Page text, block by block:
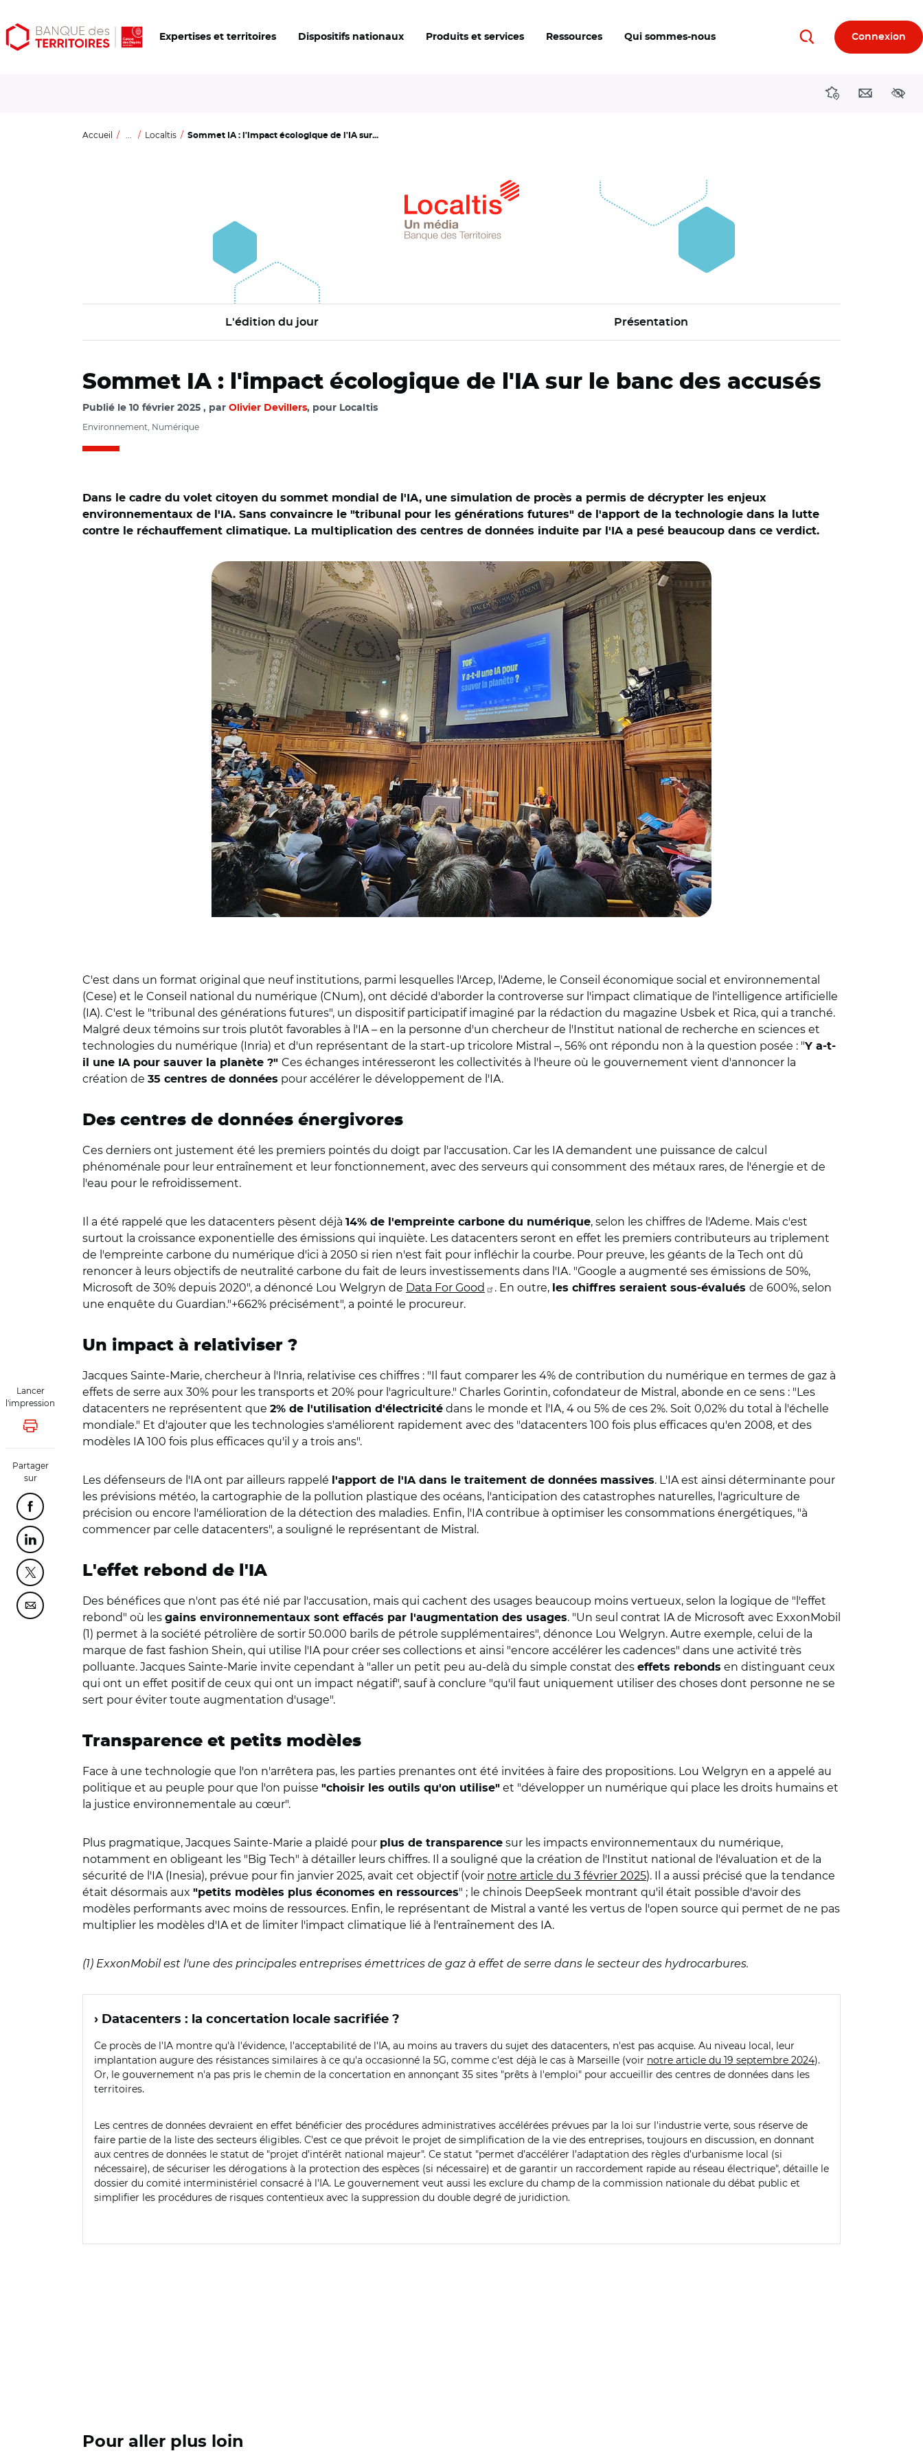
Aller
au
Aller
au
Ouvrir
les
Expertises et territoires Dispositifs nationaux Produits et services Ressources Qui sommes-nous RechercherConnexion
DirectionsContact
Accueil ... Localtis Sommet IA : l'impact écologique de l'IA sur...
L'édition du jour Présentation
Lancer
l'impression
Lancer l'impression
Partager
sur
Partager cette page sur Facebook
Partager cette page sur Linkedin
Partager cette page sur Twitter
Partager cette page sur Courriel
Sommet IA : l'impact écologique de l'IA sur le banc des accusés
Publié le 10 février 2025 par Olivier Devillers, pour Localtis
Environnement, Numérique
Dans le cadre du volet citoyen du sommet mondial de l'IA, une simulation de procès a permis de décrypter les enjeux
environnementaux de l'IA. Sans convaincre le "tribunal pour les générations futures" de l'apport de la technologie dans la lutte
contre le réchauffement climatique. La multiplication des centres de données induite par l'IA a pesé beaucoup dans ce verdict.
C'est dans un format original que neuf institutions, parmi lesquelles l'Arcep, l'Ademe, le Conseil économique social et environnemental
(Cese) et le Conseil national du numérique (CNum), ont décidé d'aborder la controverse sur l'impact climatique de l'intelligence artificielle
(IA). C'est le "tribunal des générations futures", un dispositif participatif imaginé par la rédaction du magazine Usbek et Rica, qui a tranché.
Malgré deux témoins sur trois plutôt favorables à l'IA – en la personne d'un chercheur de l'Institut national de recherche en sciences et
technologies du numérique (Inria) et d'un représentant de la start-up tricolore Mistral –, 56% ont répondu non à la question posée : "Y a-t-
il une IA pour sauver la planète ?" Ces échanges intéresseront les collectivités à l'heure où le gouvernement vient d'annoncer la
création de 35 centres de données pour accélérer le développement de l'IA.
Des centres de données énergivores
Ces derniers ont justement été les premiers pointés du doigt par l'accusation. Car les IA demandent une puissance de calcul
phénoménale pour leur entraînement et leur fonctionnement, avec des serveurs qui consomment des métaux rares, de l'énergie et de
l'eau pour le refroidissement.
Il a été rappelé que les datacenters pèsent déjà 14% de l'empreinte carbone du numérique, selon les chiffres de l'Ademe. Mais c'est
surtout la croissance exponentielle des émissions qui inquiète. Les datacenters seront en effet les premiers contributeurs au triplement
de l'empreinte carbone du numérique d'ici à 2050 si rien n'est fait pour infléchir la courbe. Pour preuve, les géants de la Tech ont dû
renoncer à leurs objectifs de neutralité carbone du fait de leurs investissements dans l'IA. "Google a augmenté ses émissions de 50%,
Microsoft de 30% depuis 2020", a dénoncé Lou Welgryn de Data For Good . En outre, les chiffres seraient sous-évalués de 600%, selon
une enquête du Guardian."+662% précisément", a pointé le procureur.
Un impact à relativiser ?
Jacques Sainte-Marie, chercheur à l'Inria, relativise ces chiffres : "Il faut comparer les 4% de contribution du numérique en termes de gaz à
effets de serre aux 30% pour les transports et 20% pour l'agriculture." Charles Gorintin, cofondateur de Mistral, abonde en ce sens : "Les
datacenters ne représentent que 2% de l'utilisation d'électricité dans le monde et l'IA, 4 ou 5% de ces 2%. Soit 0,02% du total à l'échelle
mondiale." Et d'ajouter que les technologies s'améliorent rapidement avec des "datacenters 100 fois plus efficaces qu'en 2008, et des
modèles IA 100 fois plus efficaces qu'il y a trois ans".
Les défenseurs de l'IA ont par ailleurs rappelé l'apport de l'IA dans le traitement de données massives. L'IA est ainsi déterminante pour
les prévisions météo, la cartographie de la pollution plastique des océans, l'anticipation des catastrophes naturelles, l'agriculture de
précision ou encore l'amélioration de la détection des maladies. Enfin, l'IA contribue à optimiser les consommations énergétiques, "à
commencer par celle datacenters", a souligné le représentant de Mistral.
L'effet rebond de l'IA
Des bénéfices que n'ont pas été nié par l'accusation, mais qui cachent des usages beaucoup moins vertueux, selon la logique de "l'effet
rebond" où les gains environnementaux sont effacés par l'augmentation des usages. "Un seul contrat IA de Microsoft avec ExxonMobil
(1) permet à la société pétrolière de sortir 50.000 barils de pétrole supplémentaires", dénonce Lou Welgryn. Autre exemple, celui de la
marque de fast fashion Shein, qui utilise l'IA pour créer ses collections et ainsi "encore accélérer les cadences" dans une activité très
polluante. Jacques Sainte-Marie invite cependant à "aller un petit peu au-delà du simple constat des effets rebonds en distinguant ceux
qui ont un effet positif de ceux qui ont un impact négatif", sauf à conclure "qu'il faut uniquement utiliser des choses dont personne ne se
sert pour éviter toute augmentation d'usage".
Transparence et petits modèles
Face à une technologie que l'on n'arrêtera pas, les parties prenantes ont été invitées à faire des propositions. Lou Welgryn en a appelé au
politique et au peuple pour que l'on puisse "choisir les outils qu'on utilise" et "développer un numérique qui place les droits humains et
la justice environnementale au cœur".
Plus pragmatique, Jacques Sainte-Marie a plaidé pour plus de transparence sur les impacts environnementaux du numérique,
notamment en obligeant les "Big Tech" à détailler leurs chiffres. Il a souligné que la création de l'Institut national de l'évaluation et de la
sécurité de l'IA (Inesia), prévue pour fin janvier 2025, avait cet objectif (voir notre article du 3 février 2025). Il a aussi précisé que la tendance
était désormais aux "petits modèles plus économes en ressources" ; le chinois DeepSeek montrant qu'il était possible d'avoir des
modèles performants avec moins de ressources. Enfin, le représentant de Mistral a vanté les vertus de l'open source qui permet de ne pas
multiplier les modèles d'IA et de limiter l'impact climatique lié à l'entraînement des IA.
(1) ExxonMobil est l'une des principales entreprises émettrices de gaz à effet de serre dans le secteur des hydrocarbures.
› Datacenters : la concertation locale sacrifiée ?
Ce procès de l'IA montre qu'à l'évidence, l'acceptabilité de l'IA, au moins au travers du sujet des datacenters, n'est pas acquise. Au niveau local, leur
implantation augure des résistances similaires à ce qu'a occasionné la 5G, comme c'est déjà le cas à Marseille (voir notre article du 19 septembre 2024).
Or, le gouvernement n'a pas pris le chemin de la concertation en annonçant 35 sites "prêts à l'emploi" pour accueillir des centres de données dans les
territoires.
Les centres de données devraient en effet bénéficier des procédures administratives accélérées prévues par la loi sur l'industrie verte, sous réserve de
faire partie de la liste des secteurs éligibles. C'est ce que prévoit le projet de simplification de la vie des entreprises, toujours en discussion, en donnant
aux centres de données le statut de "projet d’intérêt national majeur". Ce statut "permet d’accélérer l’adaptation des règles d’urbanisme local (si
nécessaire), de sécuriser les dérogations à la protection des espèces (si nécessaire) et de garantir un raccordement rapide au réseau électrique", détaille le
dossier du comité interministériel consacré à l'IA. Le gouvernement veut aussi les exclure du champ de la commission nationale du débat public et
simplifier les procédures de risques contentieux avec la suppression du double degré de juridiction.
Pour aller plus loin